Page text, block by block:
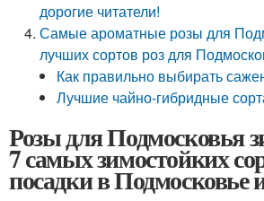
дорогие читатели!
Самые ароматные розы для
лучших сортов роз для
Как правильно выбирать
Лучшие чайно-гибридные
Розы для Подмосковья
7 самых зимостойких
посадки в Подмосковье